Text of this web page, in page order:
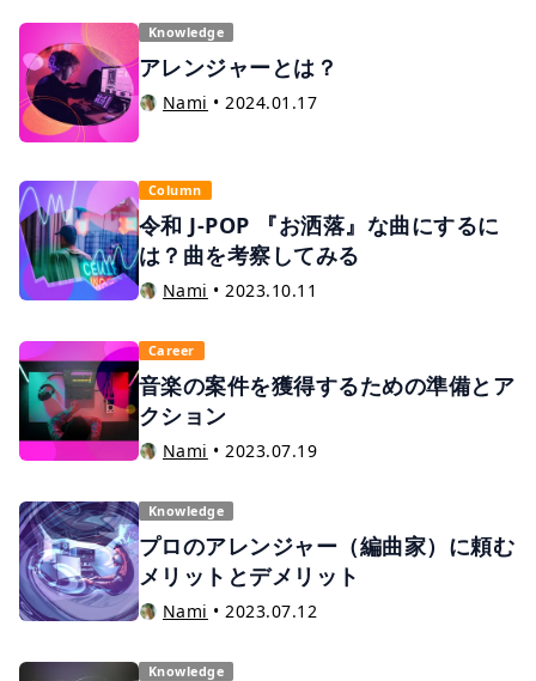
Knowledge
アレンジャーとは？
Nami •2024.01.17
Column
令和 J-POP 『お洒落』な曲にするに
は？曲を考察してみる
Nami •2023.10.11
Career
音楽の案件を獲得するための準備とア
クション
Nami •2023.07.19
Knowledge
プロのアレンジャー（編曲家）に頼む
メリットとデメリット
Nami •2023.07.12
Knowledge